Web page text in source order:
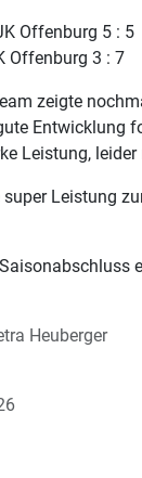
Offenburg 5 : 5
Offenburg 3 : 7
zeigte
Entwicklung
Leistung,
Leistung
Heuberger